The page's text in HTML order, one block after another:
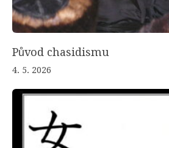
Původ chasidismu
4. 5. 2026